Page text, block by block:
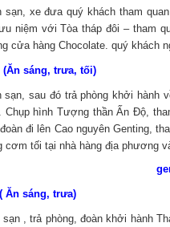
xe đưa quý khách tham
niệm với Tòa tháp đôi – tham
cửa hàng Chocolate. quý khách
(Ăn sáng, trưa, tối)
sạn, sau đó trả phòng khởi
hình Tượng thần Ấn Độ,
đi lên Cao nguyên Genting,
tối tại nhà hàng địa phương
Ăn sáng, trưa)
, trả phòng, đoàn khởi hành